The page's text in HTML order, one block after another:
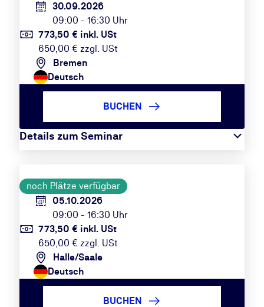
30.09.2026
09:00 - 16:30 Uhr
773,50 € inkl. USt
650,00 € zzgl. USt
Bremen
Deutsch
Details zum Seminar
BUCHEN
noch Plätze verfügbar
05.10.2026
09:00 - 16:30 Uhr
773,50 € inkl. USt
650,00 € zzgl. USt
Halle/Saale
Deutsch
BUCHEN